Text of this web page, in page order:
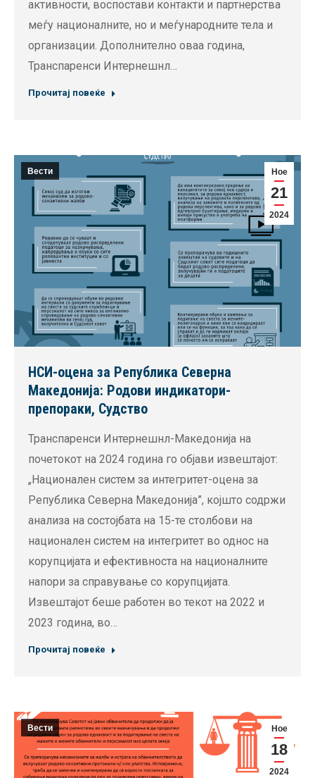
активности, воспостави контакти и партнерства
меѓу националните, но и меѓународните тела и
организации. Дополнително оваа година,
Транспаренси Интернешнл…
Прочитај повеќе
Ное
21
2024
Вести
НСИ-оцена за Република Северна
Македонија: Родови индикатори-
препораки, Судство
Транспаренси Интернешнл-Македонија на
почетокот на 2024 година го објави извештајот:
„Национален систем за интегритет-оцена за
Република Северна Македонија”, којшто содржи
анализа на состојбата на 15-те столбови на
национален систем на интегритет во однос на
корупцијата и ефективноста на националните
напори за справување со корупцијата.
Извештајот беше работен во текот на 2022 и
2023 година, во…
Прочитај повеќе
Ное
18
2024
Вести